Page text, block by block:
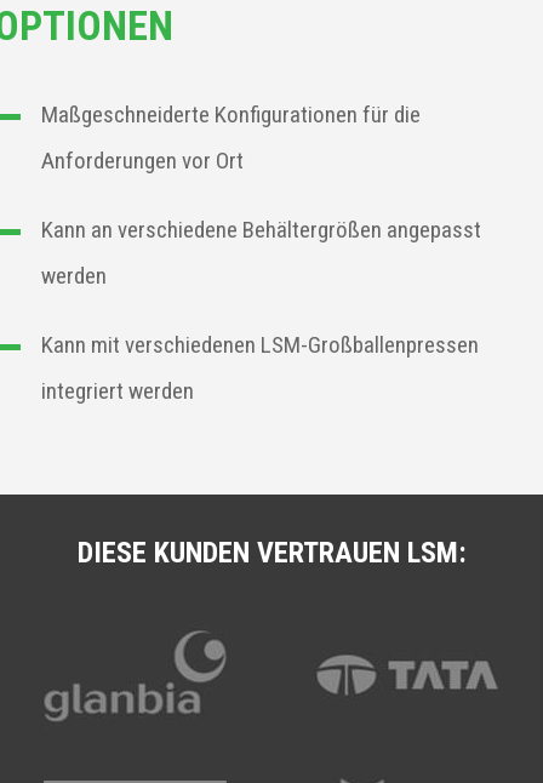
Maßgeschneiderte Konfigurationen für die
Anforderungen vor Ort
Kann an verschiedene Behältergrößen angepasst
werden
Kann mit verschiedenen LSM-Großballenpressen
integriert werden
DIESE KUNDEN VERTRAUEN LSM: